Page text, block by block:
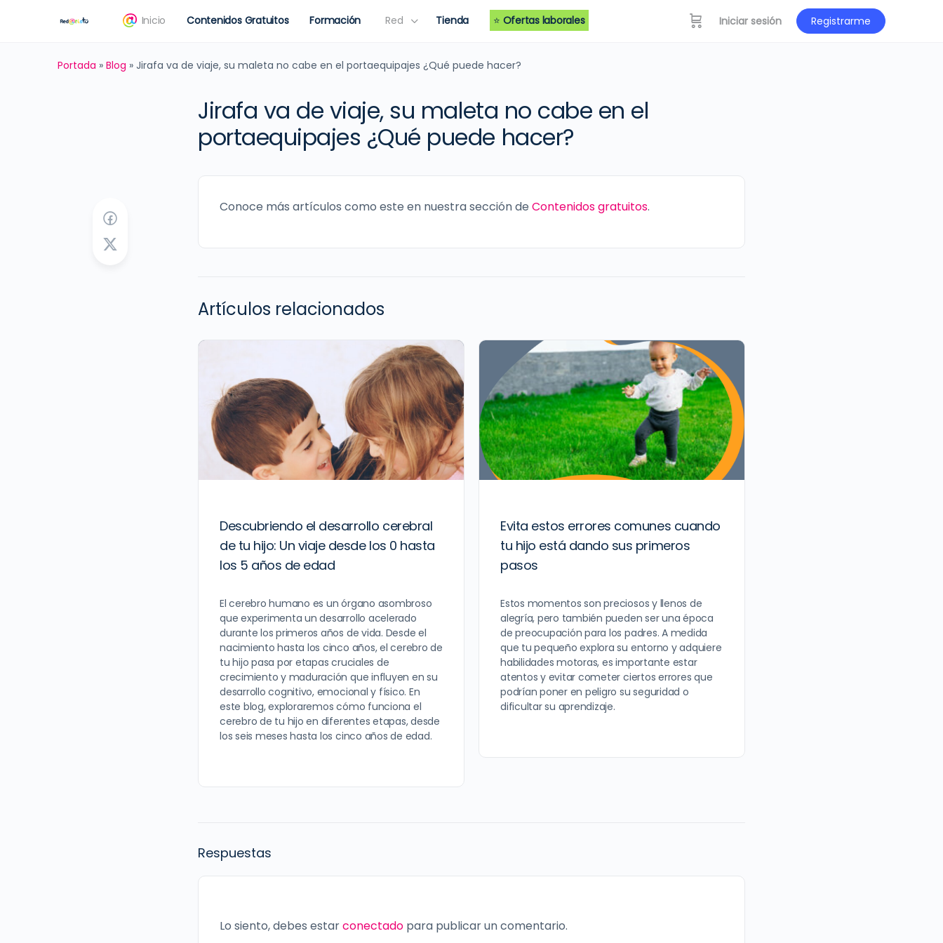
Inicio Contenidos Gratuitos Formación Red Tienda ⭐ Ofertas laborales Iniciar sesión Registrarme
Portada » Blog » Jirafa va de viaje, su maleta no cabe en el portaequipajes ¿Qué puede hacer?
Jirafa va de viaje, su maleta no cabe en el
portaequipajes ¿Qué puede hacer?
Conoce más artículos como este en nuestra sección de Contenidos gratuitos.
Artículos relacionados
Descubriendo el desarrollo cerebral
de tu hijo: Un viaje desde los 0 hasta
los 5 años de edad
El cerebro humano es un órgano asombroso
que experimenta un desarrollo acelerado
durante los primeros años de vida. Desde el
nacimiento hasta los cinco años, el cerebro de
tu hijo pasa por etapas cruciales de
crecimiento y maduración que influyen en su
desarrollo cognitivo, emocional y físico. En
este blog, exploraremos cómo funciona el
cerebro de tu hijo en diferentes etapas, desde
los seis meses hasta los cinco años de edad.
Evita estos errores comunes cuando
tu hijo está dando sus primeros
pasos
Estos momentos son preciosos y llenos de
alegría, pero también pueden ser una época
de preocupación para los padres. A medida
que tu pequeño explora su entorno y adquiere
habilidades motoras, es importante estar
atentos y evitar cometer ciertos errores que
podrían poner en peligro su seguridad o
dificultar su aprendizaje.
Respuestas
Lo siento, debes estarconectado para publicar un comentario.